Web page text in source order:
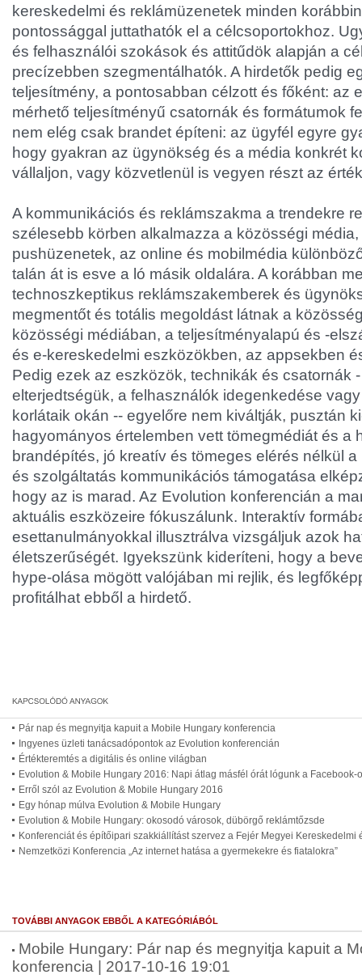
kereskedelmi és reklámüzenetek minden
pontossággal juttathatók el a célcsoportokhoz.
és felhasználói szokások és attitűdök alapján a
precízebben szegmentálhatók. A hirdetők pedig
teljesítmény, a pontosabban célzott és főként: az
mérhető teljesítményű csatornák és formátumok
nem elég csak brandet építeni: az ügyfél egyre
hogy gyakran az ügynökség és a média konkrét
vállaljon, vagy közvetlenül is vegyen részt az
A kommunikációs és reklámszakma a trendekre
szélesebb körben alkalmazza a közösségi
pushüzenetek, az online és mobilmédia
talán át is esve a ló másik oldalára. A korábban
technoszkeptikus reklámszakemberek és
megmentőt és totális megoldást látnak a
közösségi médiában, a teljesítményalapú és -
és e-kereskedelmi eszközökben, az appsekben
Pedig ezek az eszközök, technikák és csatornák
elterjedtségük, a felhasználók idegenkedése
korlátaik okán -- egyelőre nem kiváltják, pusztán
hagyományos értelemben vett tömegmédiát és a
brandépítés, jó kreatív és tömeges elérés nélkül
és szolgáltatás kommunikációs támogatása
hogy az is marad. Az Evolution konferencián a
aktuális eszközeire fókuszálunk. Interaktív
esettanulmányokkal illusztrálva vizsgáljuk azok
életszerűségét. Igyekszünk kideríteni, hogy a
hype-olása mögött valójában mi rejlik, és
profitálhat ebből a hirdető.
Pár nap és megnyitja kapuit a Mobile Hungary konferencia
Ingyenes üzleti tanácsadópontok az Evolution konferencián
Értékteremtés a digitális és online világban
Evolution & Mobile Hungary 2016: Napi átlag másfél órát lógunk a Facebook-
Erről szól az Evolution & Mobile Hungary 2016
Egy hónap múlva Evolution & Mobile Hungary
Evolution & Mobile Hungary: okosodó városok, dübörgő reklámtőzsde
Konferenciát és építőipari szakkiállítást szervez a Fejér Megyei Kereskedelmi
Nemzetközi Konferencia „Az internet hatása a gyermekekre és fiatalokra”
TOVÁBBI ANYAGOK EBBŐL A KATEGÓRIÁBÓL
Mobile Hungary: Pár nap és megnyitja kapuit a
konferencia | 2017-10-16 19:01